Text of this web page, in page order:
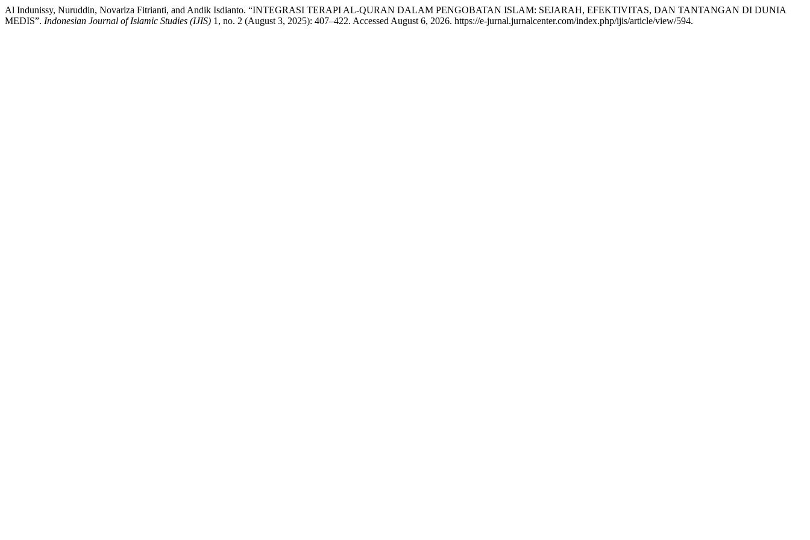
Al Indunissy, Nuruddin, Novariza Fitrianti, and Andik Isdianto. “INTEGRASI TERAPI AL-QURAN DALAM PENGOBATAN ISLAM: SEJARAH, EFEKTIVITAS, DAN TANTANGAN DI DUNIA
MEDIS”. Indonesian Journal of Islamic Studies (IJIS) 1, no. 2 (August 3, 2025): 407–422. Accessed August 6, 2026. https://e-jurnal.jurnalcenter.com/index.php/ijis/article/view/594.